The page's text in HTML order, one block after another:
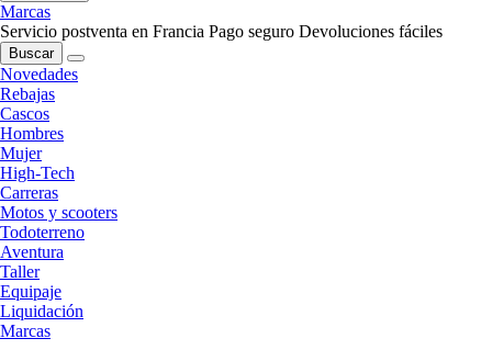
Marcas
Servicio postventa en Francia Pago seguro Devoluciones fáciles
Buscar
Novedades
Rebajas
Cascos
Hombres
Mujer
High-Tech
Carreras
Motos y scooters
Todoterreno
Aventura
Taller
Equipaje
Liquidación
Marcas